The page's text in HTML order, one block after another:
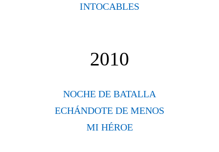
INTOCABLES
2010
NOCHE DE BATALLA
ECHÁNDOTE DE MENOS
MI HÉROE